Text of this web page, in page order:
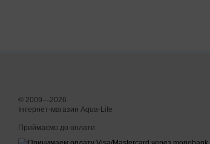
© 2009—2026
Інтернет-магазин Aqua-Life
Приймаємо до оплати